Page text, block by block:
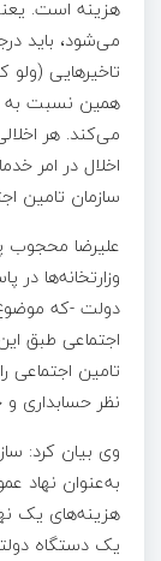
هزینه است.
می‌شود، باید
همین نسبت به
می‌کند. هر
سازمان تامین
علیرضا محجوب
وزارتخانه‌ها
دولت -که
اجتماعی طبق
تامین اجتماعی
نظر حسابداری
وی بیان کرد:
به‌عنوان نهاد
هزینه‌های یک
یک دستگاه